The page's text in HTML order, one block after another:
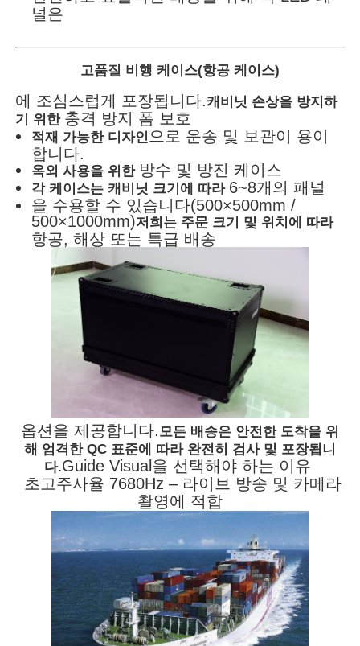
널은
고품질 비행 케이스(항공 케이스)
에 조심스럽게 포장됩니다.캐비닛 손상을 방지하
기 위한 충격 방지 폼 보호
적재 가능한 디자인 으로 운송 및 보관이 용이
합니다.
옥외 사용을 위한 방수 및 방진 케이스
각 케이스는 캐비닛 크기에 따라 6~8개의 패널
을 수용할 수 있습니다(500×500mm /
500×1000mm)저희는 주문 크기 및 위치에 따라
항공, 해상 또는 특급 배송
옵션을 제공합니다.모든 배송은 안전한 도착을 위
해 엄격한 QC 표준에 따라 완전히 검사 및 포장됩니
다.Guide Visual을 선택해야 하는 이유
초고주사율 7680Hz – 라이브 방송 및 카메라
촬영에 적합